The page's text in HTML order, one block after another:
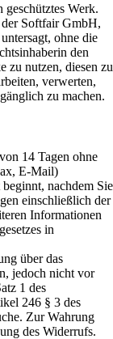
Werk.
Softfair GmbH,
ohne die
den
zu nutzen, diesen zu
verwerten,
zu machen.
14 Tagen ohne
E-Mail)
nachdem Sie
einschließlich der
Informationen
in
über das
jedoch nicht vor
1 des
246 § 3 des
Zur Wahrung
des Widerrufs.